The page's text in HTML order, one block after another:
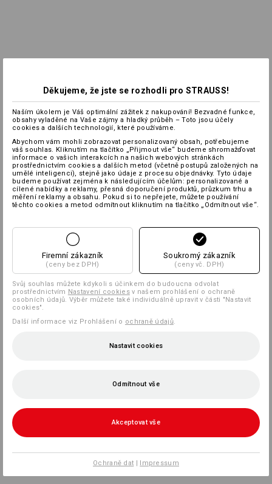
Děkujeme, že jste se rozhodli pro STRAUSS!
Naším úkolem je Váš optimální zážitek z nakupování! Bezvadné funkce,
obsahy vyladěné na Vaše zájmy a hladký průběh – Toto jsou účely
cookies a dalších technologií, které používáme.
Abychom vám mohli zobrazovat personalizovaný obsah, potřebujeme
váš souhlas. Kliknutím na tlačítko „Přijmout vše“ budeme shromažďovat
informace o vašich interakcích na našich webových stránkách
prostřednictvím cookies a dalších metod (včetně postupů založených na
umělé inteligenci), stejně jako údaje z procesu objednávky. Tyto údaje
budeme používat zejména k následujícím účelům: personalizované a
cílené nabídky a reklamy, přesná doporučení produktů, průzkum trhu a
měření reklamy a obsahu. Pokud si to nepřejete, můžete používání
těchto cookies a metod odmítnout kliknutím na tlačítko „Odmítnout vše“.
Firemní zákazník
(ceny bez DPH)
Soukromý zákazník
(ceny vč. DPH)
Svůj souhlas můžete kdykoli s účinkem do budoucna odvolat
prostřednictvím Nastavení cookiesv našem prohlášení o ochraně
osobních údajů. Výběr můžete také individuálně upravit v části "Nastavit
cookies".
Další informace viz Prohlášení o ochraně údajů.
Nastavit cookies
Odmítnout vše
Akceptovat vše
Ochraně dat | Impressum